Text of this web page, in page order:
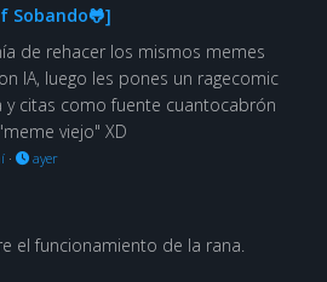
Sobando🐸]
de rehacer los mismos memes
IA, luego les pones un ragecomic
y citas como fuente cuantocabrón
viejo" XD
· ayer
el funcionamiento de la rana.